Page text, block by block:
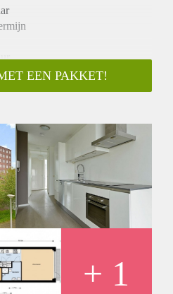
van de Eigenaar
van de Eigenaar
EEN PAKKET!
+ 1